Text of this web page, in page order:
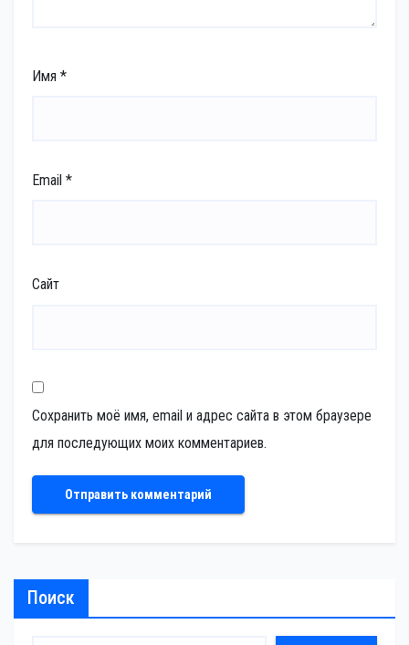
Имя *
Email *
Сайт
Сохранить моё имя, email и адрес сайта в этом браузере
для последующих моих комментариев.
Поиск